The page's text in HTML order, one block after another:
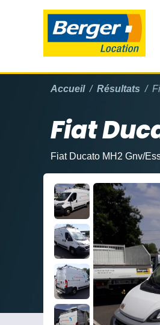
Accueil Résultats
Fiat
Fiat Ducato MH2 Gnv/